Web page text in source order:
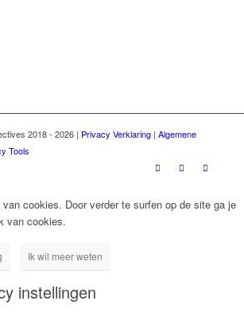
2018 - 2026 | Privacy Verklaring| Algemene
Tools
cookies. Door verder te surfen op de site ga je
van cookies.
Ik wil meer weten
instellingen